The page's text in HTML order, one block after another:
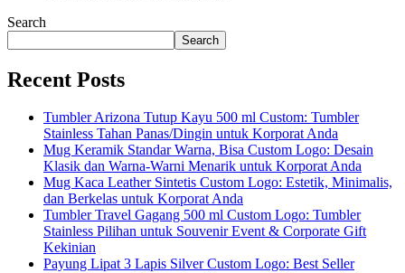
Search
Search
Recent Posts
Tumbler Arizona Tutup Kayu 500 ml Custom: Tumbler
Stainless Tahan Panas/Dingin untuk Korporat Anda
Mug Keramik Standar Warna, Bisa Custom Logo: Desain
Klasik dan Warna-Warni Menarik untuk Korporat Anda
Mug Kaca Leather Sintetis Custom Logo: Estetik, Minimalis,
dan Berkelas untuk Korporat Anda
Tumbler Travel Gagang 500 ml Custom Logo: Tumbler
Stainless Pilihan untuk Souvenir Event & Corporate Gift
Kekinian
Payung Lipat 3 Lapis Silver Custom Logo: Best Seller